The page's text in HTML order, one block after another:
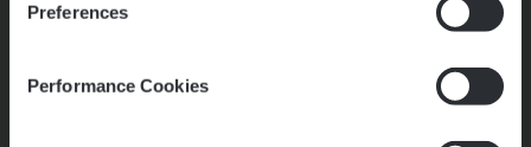
Preferences
Performance Cookies